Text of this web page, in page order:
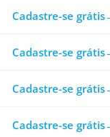
Cadastre-se grátis
Cadastre-se grátis
Cadastre-se grátis
Cadastre-se grátis